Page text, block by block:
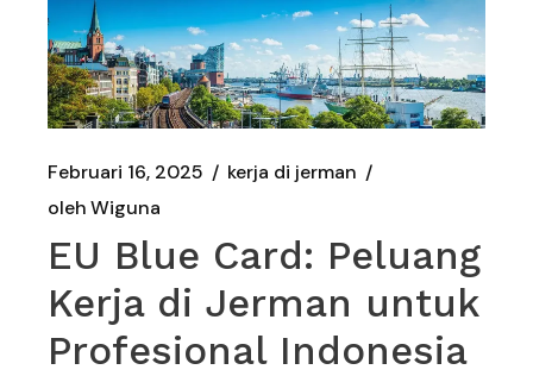
Februari 16, 2025
kerja di jerman
oleh Wiguna
EU Blue Card: Peluang
Kerja di Jerman untuk
Profesional Indonesia